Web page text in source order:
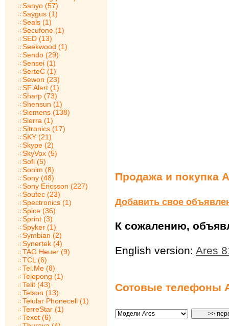
Sanyo (57)
Saygus (1)
Seals (1)
Secufone (1)
SED (13)
Seekwood (1)
Sendo (29)
Sensei (1)
SerteC (1)
Sewon (23)
SF Alert (1)
Sharp (73)
Shensun (1)
Siemens (138)
Sierra (1)
Sitronics (17)
SKY (21)
Skype (2)
SkyVox (5)
Sofi (5)
Sonim (8)
Sony (48)
Sony Ericsson (227)
Soutec (23)
Spectronics (1)
Spice (36)
Sprint (3)
Spyker (1)
Symbian (2)
Synertek (4)
TAG Heuer (9)
TCL (6)
Tel.Me (8)
Telepong (1)
Telit (43)
Telson (13)
Telular Phonecell (1)
TerreStar (1)
Texet (6)
Продажа и покупка
Добавить свое
К сожалению,
English version: Ares
Сотовые телефоны